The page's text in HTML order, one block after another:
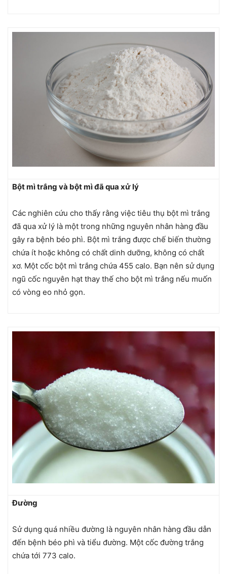
Bột mì trắng và bột mì đã qua xử lý
Các nghiên cứu cho thấy rằng việc tiêu thụ bột mì trắng
đã qua xử lý là một trong những nguyên nhân hàng đầu
gây ra bệnh béo phì. Bột mì trắng được chế biến thường
chứa ít hoặc không có chất dinh dưỡng, không có chất
xơ. Một cốc bột mì trắng chứa 455 calo. Bạn nên sử dụng
ngũ cốc nguyên hạt thay thế cho bột mì trắng nếu muốn
có vòng eo nhỏ gọn.
Đường
Sử dụng quá nhiều đường là nguyên nhân hàng đầu dẫn
đến bệnh béo phì và tiểu đường. Một cốc đường trắng
chứa tới 773 calo.